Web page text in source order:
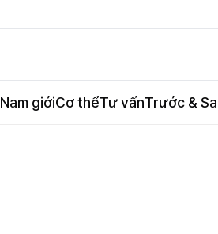
Nam giớiCơ thểTư vấnTrước &